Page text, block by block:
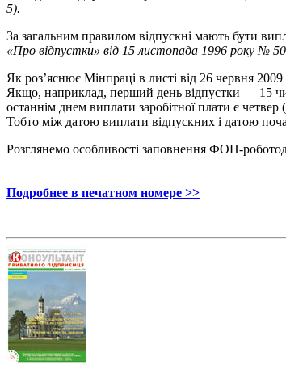
5).
За загальним правилом відпускні мають бути
«Про відпустки» від 15 листопада 1996 року №
Як роз’яснює Мінпраці в листі від 26 червня
Якщо, наприклад, перший день відпустки — 15
останнім днем виплати заробітної плати є четвер
Тобто між датою виплати відпускних і датою
Розглянемо особливості заповнення ФОП-
Подробнее в печатном номере >>